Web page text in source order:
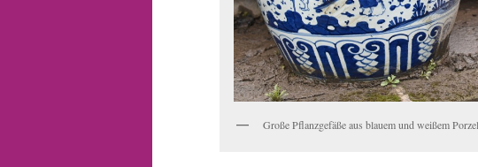
Große Pflanzgefäße aus blauem und weißem